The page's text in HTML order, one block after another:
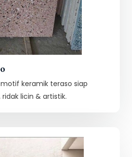
keramik teraso siap
licin & artistik.